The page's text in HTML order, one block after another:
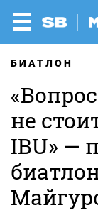
БИАТЛОН
не
IBU» —